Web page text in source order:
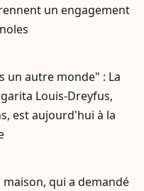
un engagement
un autre monde" : La
Louis-Dreyfus,
est aujourd'hui à la
maison, qui a demandé